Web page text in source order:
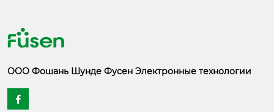
ООО Фошань Шунде Фусен Электронные технологии
